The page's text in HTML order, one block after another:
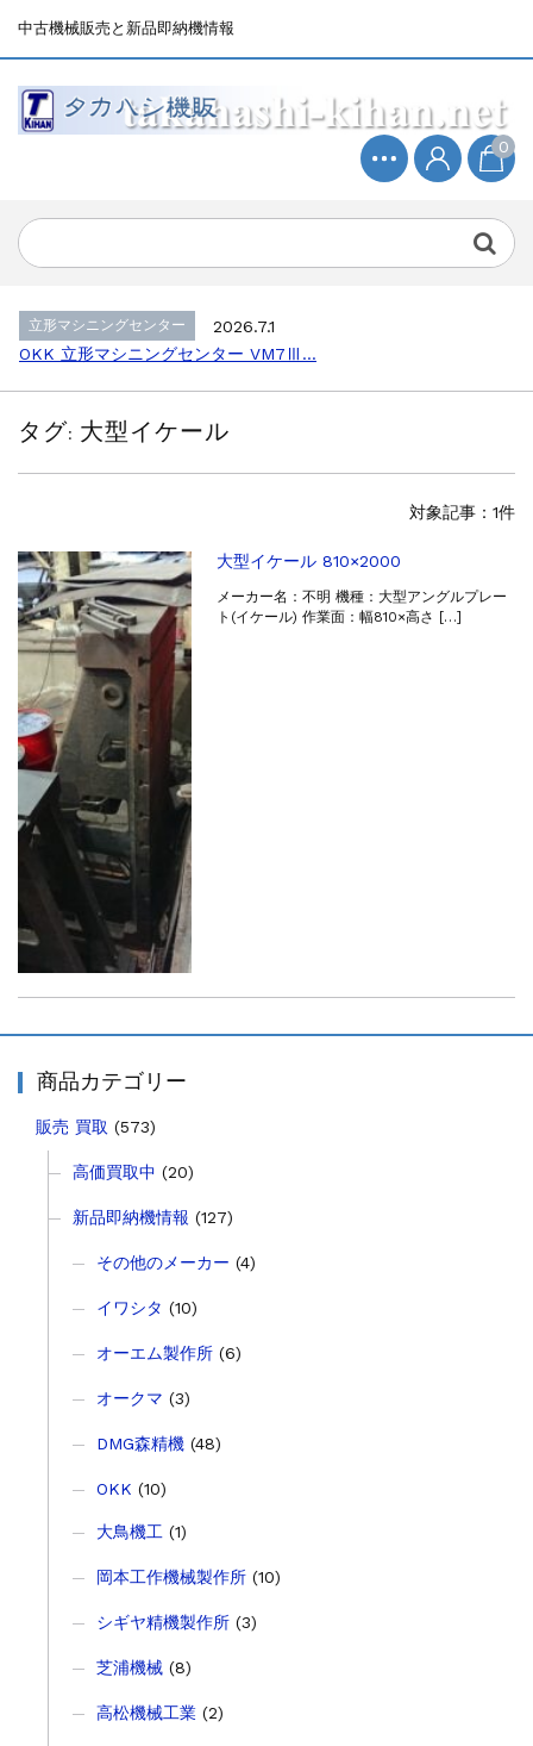
中古機械販売と新品即納機情報
0
森精機 立形マシニングセンター NV50...
立形マシニングセンター
2026.7.1
立形マシニングセンター
2026.7.1
OKK 立形マシニングセンター VM7Ⅲ...
ドラム形NC旋盤
2026.5.22
高松機械 NC旋盤 XL-100...
販売 買取
2026.5.16
ダイヘン 交直両用TIG溶接機 AVP-...
販売 買取
2026.5.16
ダイヘン デジタルパルスMAG/MIG溶...
立形マシニングセンター
ホーコス 4軸マシニングセンター NJ5...
立形マシニングセンター
森精機 立形マシニングセンター NV50...
立形マシニングセンター
森精機 立形マシニングセンター NV50...
立形マシニングセンター
OKK 立形マシニングセンター VM7Ⅲ...
立形マシニングセンター
OKK 立形マシニングセンター VM7Ⅲ...
2026.6.29
高松機械 NC旋盤 XL-100...
その他の工作機械
ミマキエンジニアリング NC彫刻機 ME...
販売 買取
2026.5.16
ダイヘン 交直両用TIG溶接機 AVP-...
販売 買取
2026.5.16
ダイヘン デジタルパルスMAG/MIG溶...
ホーコス 4軸マシニングセンター NJ5...
立形マシニングセンター
立形マシニングセンター
2026.4.19
タグ:大型イケール
対象記事：1件
大型イケール 810×2000
メーカー名：不明 機種：大型アングルプレー
ト(イケール) 作業面：幅810×高さ […]
商品カテゴリー
販売 買取 (573)
高価買取中 (20)
新品即納機情報 (127)
その他のメーカー (4)
イワシタ (10)
オーエム製作所(6)
オークマ (3)
DMG森精機(48)
OKK (10)
大鳥機工 (1)
岡本工作機械製作所(10)
シギヤ精機製作所(3)
芝浦機械(8)
高松機械工業(2)